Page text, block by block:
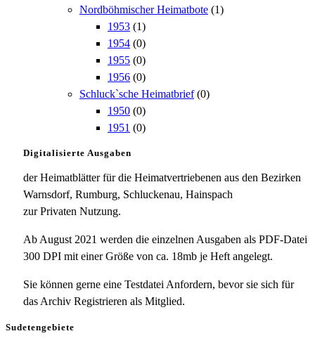
Nordböhmischer Heimatbote (1)
1953 (1)
1954 (0)
1955 (0)
1956 (0)
Schluck`sche Heimatbrief (0)
1950 (0)
1951 (0)
Digitalisierte Ausgaben
der Heimatblätter für die Heimatvertriebenen aus den Bezirken
Warnsdorf, Rumburg, Schluckenau, Hainspach
zur Privaten Nutzung.
Ab August 2021 werden die einzelnen Ausgaben als PDF-Datei
300 DPI mit einer Größe von ca. 18mb je Heft angelegt.
Sie können gerne eine Testdatei Anfordern, bevor sie sich für
das Archiv Registrieren als Mitglied.
Sudetengebiete